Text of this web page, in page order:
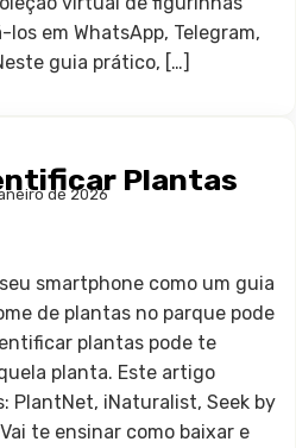
em WhatsApp, Telegram,
guia prático, […]
Plantas
de 2026
smartphone como um guia
de plantas no parque pode
plantas pode te
planta. Este artigo
PlantNet, iNaturalist, Seek by
te ensinar como baixar e